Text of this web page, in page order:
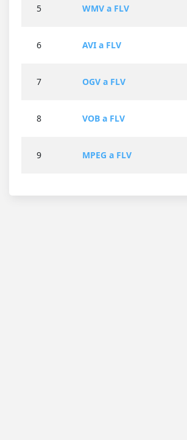
5 WMV a FLV
6 AVI a FLV
7 OGV a FLV
8 VOB a FLV
9 MPEG a FLV